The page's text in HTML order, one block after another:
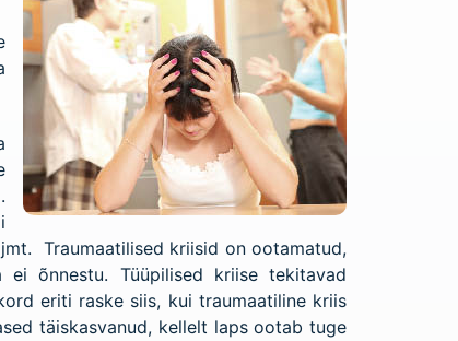
Traumaatilised kriisid on ootamatud,
õnnestu. Tüüpilised kriise tekitavad
eriti raske siis, kui traumaatiline kriis
täiskasvanud, kellelt laps ootab tuge